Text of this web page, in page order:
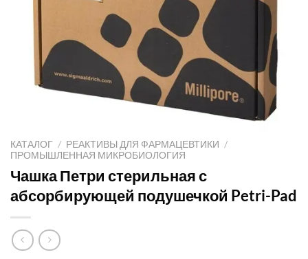
КАТАЛОГ / РЕАКТИВЫ ДЛЯ ФАРМАЦЕВТИКИ /
ПРОМЫШЛЕННАЯ МИКРОБИОЛОГИЯ
Чашка Петри стерильная с
абсорбирующей подушечкой Petri-Pad